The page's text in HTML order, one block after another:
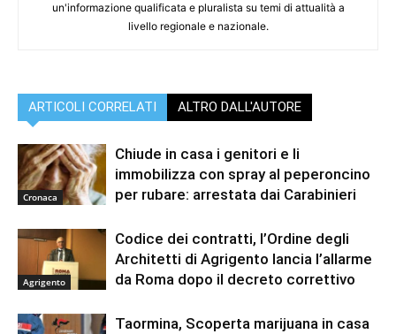
un'informazione qualificata e pluralista su temi di attualità a
livello regionale e nazionale.
ARTICOLI CORRELATI ALTRO DALL'AUTORE
Cronaca
Chiude in casa i genitori e li
immobilizza con spray al peperoncino
per rubare: arrestata dai Carabinieri
Agrigento
Codice dei contratti, l’Ordine degli
Architetti di Agrigento lancia l’allarme
da Roma dopo il decreto correttivo
Taormina, Scoperta marijuana in casa